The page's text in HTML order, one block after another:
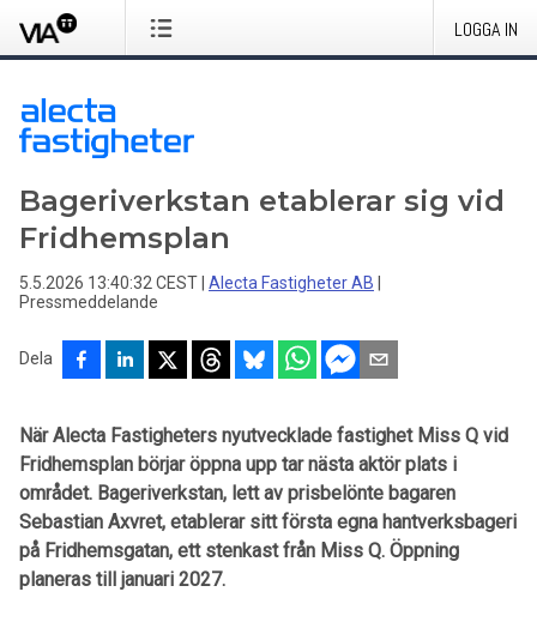
LOGGA IN
Bageriverkstan etablerar sig vid
Fridhemsplan
5.5.2026 13:40:32 CEST Alecta Fastigheter AB
Pressmeddelande
Dela
När Alecta Fastigheters nyutvecklade fastighet Miss Q vid
Fridhemsplan börjar öppna upp tar nästa aktör plats i
området. Bageriverkstan, lett av prisbelönte bagaren
Sebastian Axvret, etablerar sitt första egna hantverksbageri
på Fridhemsgatan, ett stenkast från Miss Q. Öppning
planeras till januari 2027.